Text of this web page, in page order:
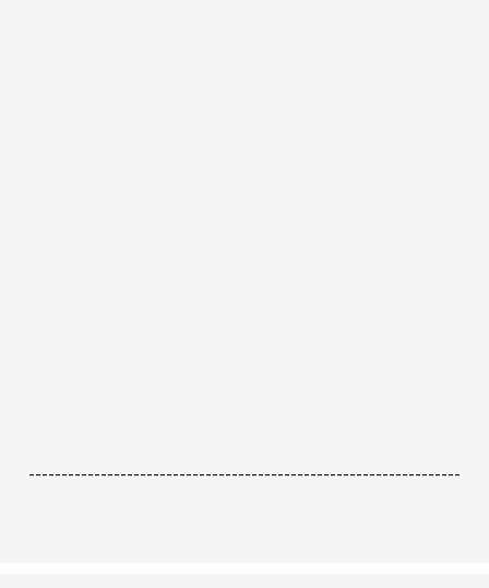
------------------------------------------------------------------